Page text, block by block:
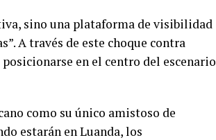
sino una plataforma de visibilidad
A través de este choque contra
en el centro del escenario
como su único amistoso de
estarán en Luanda, los